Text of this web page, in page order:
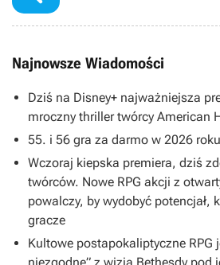
Najnowsze Wiadomości
Dziś na Disney+ najważniejsza
mroczny thriller twórcy American
55. i 56 gra za darmo w 2026
Wczoraj kiepska premiera, dziś
twórców. Nowe RPG akcji z
powalczy, by wydobyć potencjał,
gracze
Kultowe postapokaliptyczne RPG